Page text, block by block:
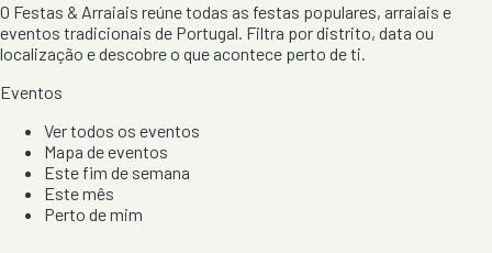
O Festas & Arraiais reúne todas as festas populares, arraiais e
eventos tradicionais de Portugal. Filtra por distrito, data ou
localização e descobre o que acontece perto de ti.
Eventos
Ver todos os eventos
Mapa de eventos
Este fim de semana
Este mês
Perto de mim